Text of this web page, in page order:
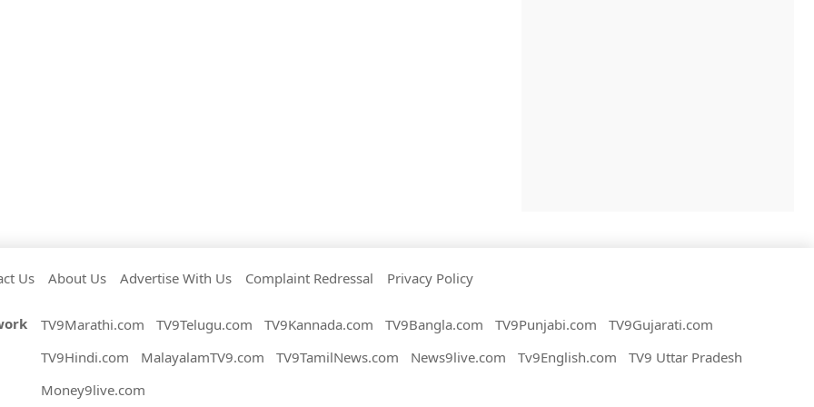
Us About Us Advertise With Us Complaint Redressal Privacy Policy
TV9Marathi.com TV9Telugu.com TV9Kannada.com TV9Bangla.com TV9Punjabi.com
TV9Gujarati.com
TV9Hindi.com
MalayalamTV9.com TV9TamilNews.com News9live.com Tv9English.com
TV9 Uttar Pradesh
Money9live.com